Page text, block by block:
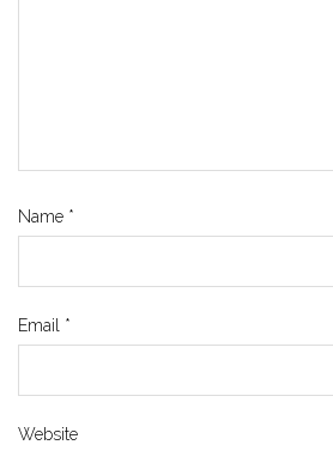
Name *
Email *
Website